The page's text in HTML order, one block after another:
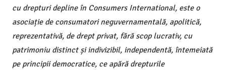
cu drepturi depline în Consumers International, este o
asociație de consumatori neguvernamentală, apolitică,
reprezentativă, de drept privat, fără scop lucrativ, cu
patrimoniu distinct și indivizibil, independentă, întemeiată
pe principii democratice, ce apără drepturile